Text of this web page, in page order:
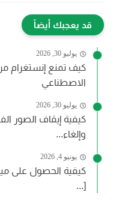
قد يعجبك أيضاً
يوليو 30, 2026
كيف تمنع إنستغرام
الاصطناعي
يوليو 30, 2026
كيفية إيقاف الصور
وإلغاء...
يونيو 4, 2026
كيفية الحصول على
[...